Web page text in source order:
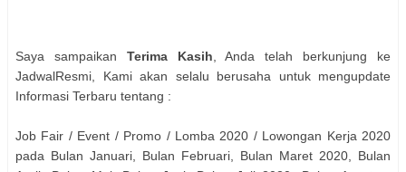
Saya sampaikan Terima Kasih, Anda telah berkunjung ke
JadwalResmi, Kami akan selalu berusaha untuk mengupdate
Informasi Terbaru tentang :
Job Fair / Event / Promo / Lomba 2020 / Lowongan Kerja 2020
pada Bulan Januari, Bulan Februari, Bulan Maret 2020, Bulan